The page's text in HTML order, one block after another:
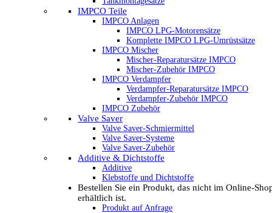
IMPCO Teile
IMPCO Anlagen
IMPCO LPG-Motorensätze
Komplette IMPCO LPG-Umrüstsätze
IMPCO Mischer
Mischer-Reparatursätze IMPCO
Mischer-Zubehör IMPCO
IMPCO Verdampfer
Verdampfer-Reparatursätze IMPCO
Verdampfer-Zubehör IMPCO
IMPCO Zubehör
Valve Saver
Valve Saver-Schmiermittel
Valve Saver-Systeme
Valve Saver-Zubehör
Additive & Dichtstoffe
Additive
Klebstoffe und Dichtstoffe
Bestellen Sie ein Produkt, das nicht im Online-
erhältlich ist.
Produkt auf Anfrage